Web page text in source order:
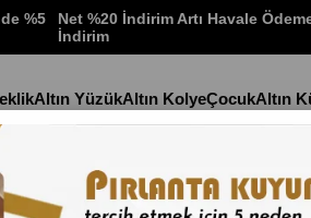
%5
Net %20 İndirim Artı Havale
İndirim
Altın YüzükAltın KolyeÇocukAltın
Stok Kodu